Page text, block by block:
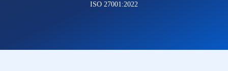
ISO 27001:2022